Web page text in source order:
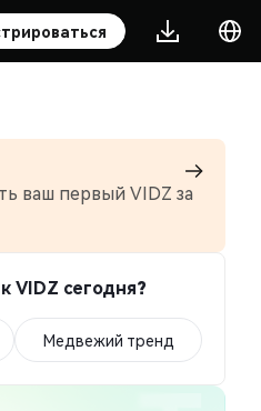
ваш первый VIDZ за
VIDZ сегодня?
Медвежий тренд